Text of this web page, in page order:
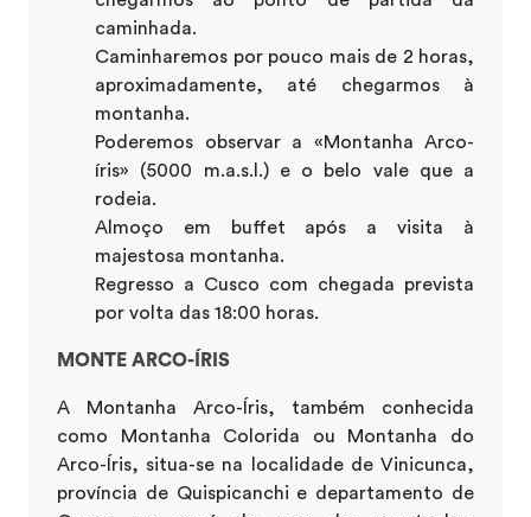
caminhada.
Caminharemos por pouco mais de 2 horas,
aproximadamente, até chegarmos à
montanha.
Poderemos observar a «Montanha Arco-
íris» (5000 m.a.s.l.) e o belo vale que a
rodeia.
Almoço em buffet após a visita à
majestosa montanha.
Regresso a Cusco com chegada prevista
por volta das 18:00 horas.
MONTE ARCO-ÍRIS
A Montanha Arco-Íris, também conhecida
como Montanha Colorida ou Montanha do
Arco-Íris, situa-se na localidade de Vinicunca,
província de Quispicanchi e departamento de